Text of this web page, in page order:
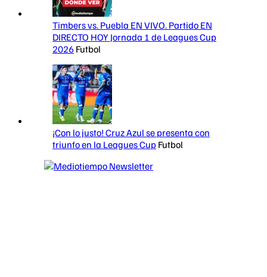
Timbers vs. Puebla EN VIVO. Partido EN
DIRECTO HOY Jornada 1 de Leagues Cup
2026 Futbol
¡Con lo justo! Cruz Azul se presenta con
triunfo en la Leagues Cup Futbol